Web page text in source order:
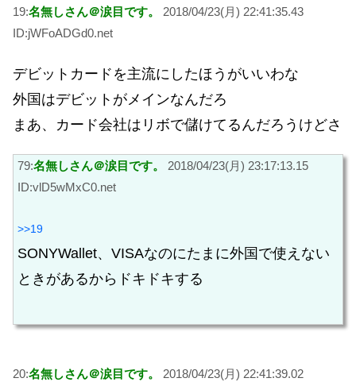
19:名無しさん＠涙目です。
2018/04/23(月) 22:41:35.43
ID:jWFoADGd0.net
デビットカードを主流にしたほうがいいわな
外国はデビットがメインなんだろ
まあ、カード会社はリボで儲けてるんだろうけどさ
79:名無しさん＠涙目です。
2018/04/23(月) 23:17:13.15
ID:vlD5wMxC0.net
>>19
SONYWallet、VISAなのにたまに外国で使えない
ときがあるからドキドキする
20:名無しさん＠涙目です。
2018/04/23(月) 22:41:39.02